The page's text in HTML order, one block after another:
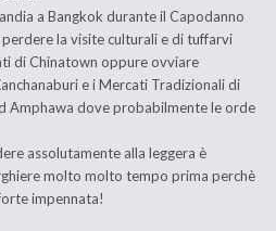
a Bangkok durante il Capodanno
la visite culturali e di tuffarvi
di Chinatown oppure ovviare
e i Mercati Tradizionali di
Amphawa dove probabilmente le orde
assolutamente alla leggera è
molto molto tempo prima perchè
impennata!